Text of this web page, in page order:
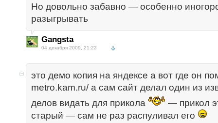
Но довольно забавно — особенно
разыгрывать
Gangsta
04 декабря 2009, 21:22
это демо копия на яндексе а вот где он
metro.kam.ru/ а сам сайт делал один из
делов видать для прикола
— прикол
старый — сам не раз распуливал его